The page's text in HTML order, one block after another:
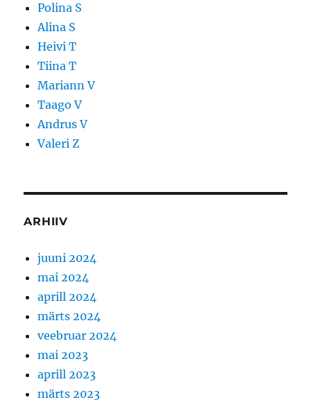
Polina S
Alina S
Heivi T
Tiina T
Mariann V
Taago V
Andrus V
Valeri Z
ARHIIV
juuni 2024
mai 2024
aprill 2024
märts 2024
veebruar 2024
mai 2023
aprill 2023
märts 2023